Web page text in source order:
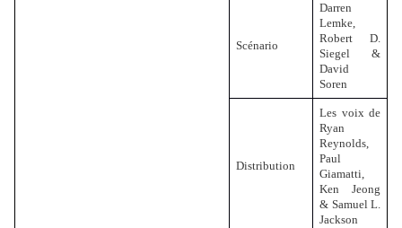
Scénario
Darren
Lemke,
Robert D.
Siegel &
David
Soren
Distribution
Les voix de
Ryan
Reynolds,
Paul
Giamatti,
Ken Jeong
& Samuel L.
Jackson